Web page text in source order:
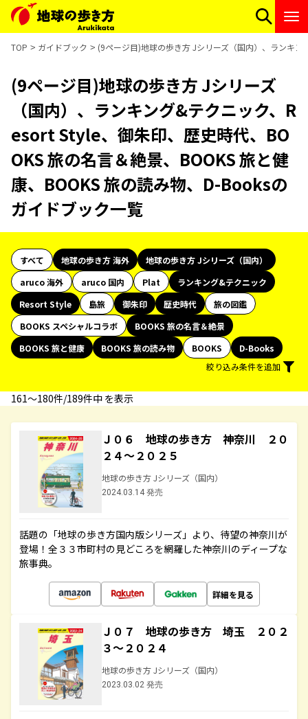
TOP ガイドブック (9ページ目)地球の歩き方 Jシリーズ（国内）、ランキ
(9ページ目)地球の歩き方 Jシリーズ
（国内）、ランキング&テクニック、R
esort Style、御朱印、歴史時代、BO
OKS 旅の名言＆絶景、BOOKS 旅と健
康、BOOKS 旅の読み物、D-Booksの
ガイドブック一覧
すべて 地球の歩き方 海外
地球の歩き方 Jシリーズ（国内）
aruco 海外
aruco 国内 Plat
ランキング&テクニック
Resort Style
島旅 御朱印 歴史時代
旅の図鑑
BOOKS スペシャルコラボ
BOOKS 旅の名言＆絶景
BOOKS 旅と健康
BOOKS 旅の読み物 BOOKS
D-Books
絞り込み条件を追加
161〜180件/189件中 を表示
Ｊ０６ 地球の歩き方 神奈川 ２０
２４～２０２５
地球の歩き方 Jシリーズ（国内）
2024.03.14 発売
話題の「地球の歩き方国内版シリーズ」より、待望の神奈川が
登場！全３３市町村の見どころを網羅した神奈川のディープな
旅事典。
詳細を見る
Ｊ０７ 地球の歩き方 埼玉 ２０２
３～２０２４
地球の歩き方 Jシリーズ（国内）
2023.03.02 発売